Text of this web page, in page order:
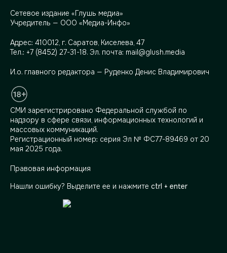
Сетевое издание «Глушь медиа»
Учредитель — ООО «Медиа-Инфо»
Адрес: 410012, г. Саратов, Киселева, 47
Тел.: +7 (8452) 27-31-18. Эл. почта: mail@glush.media
И.о. главного редактора — Руденко Денис Владимирович
СМИ зарегистрировано Федеральной службой по
надзору в сфере связи, информационных технологий и
массовых коммуникаций.
Регистрационный номер: серия Эл № ФС77-89469 от 20
мая 2025 года.
Правовая информация
Нашли ошибку? Выделите ее и нажмите ctrl + enter